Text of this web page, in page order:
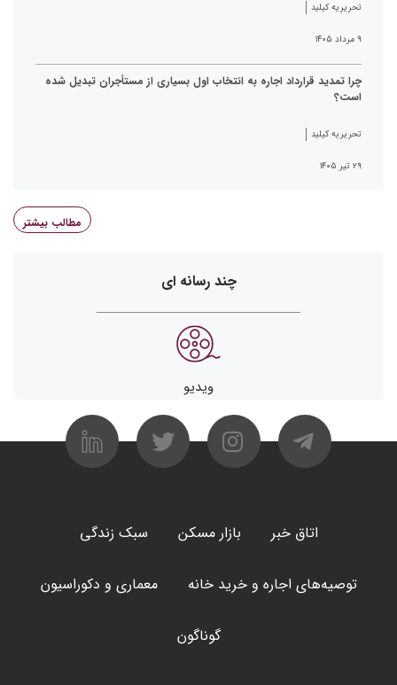
تحریریه کیلید
۹ مرداد ۱۴۰۵
چرا تمدید قرارداد اجاره به انتخاب اول بسیاری از مستأجران تبدیل شده
است؟
تحریریه کیلید
۲۹ تیر ۱۴۰۵
مطالب بیشتر
چند رسانه ای
ویدیو
اتاق خبر بازار مسکن سبک زندگی
توصیه‌های اجاره و خرید خانه معماری و دکوراسیون
گوناگون